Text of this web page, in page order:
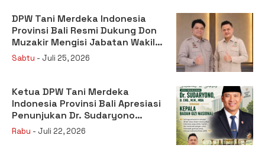
DPW Tani Merdeka Indonesia
Provinsi Bali Resmi Dukung Don
Muzakir Mengisi Jabatan Wakil
Menteri Pertanian RI
Sabtu - Juli 25, 2026
Ketua DPW Tani Merdeka
Indonesia Provinsi Bali Apresiasi
Penunjukan Dr. Sudaryono
sebagai Kepala Badan Gizi
Rabu - Juli 22, 2026